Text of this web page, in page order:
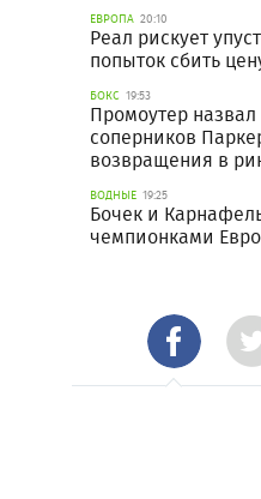
ЕВРОПА 20:10
Реал рискует
попыток сбить
БОКС 19:53
Промоутер
соперников
возвращения в
ВОДНЫЕ 19:25
Бочек и
чемпионками